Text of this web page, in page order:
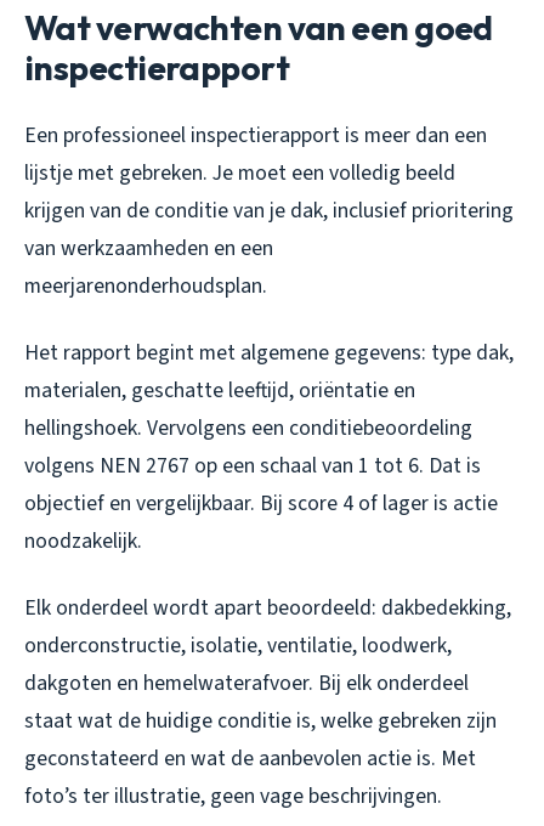
Wat verwachten van een goed
inspectierapport
Een professioneel inspectierapport is meer dan een
lijstje met gebreken. Je moet een volledig beeld
krijgen van de conditie van je dak, inclusief prioritering
van werkzaamheden en een
meerjarenonderhoudsplan.
Het rapport begint met algemene gegevens: type dak,
materialen, geschatte leeftijd, oriëntatie en
hellingshoek. Vervolgens een conditiebeoordeling
volgens NEN 2767 op een schaal van 1 tot 6. Dat is
objectief en vergelijkbaar. Bij score 4 of lager is actie
noodzakelijk.
Elk onderdeel wordt apart beoordeeld: dakbedekking,
onderconstructie, isolatie, ventilatie, loodwerk,
dakgoten en hemelwaterafvoer. Bij elk onderdeel
staat wat de huidige conditie is, welke gebreken zijn
geconstateerd en wat de aanbevolen actie is. Met
foto’s ter illustratie, geen vage beschrijvingen.